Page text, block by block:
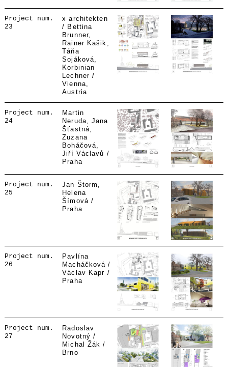
Project num.
23
x architekten
/ Bettina
Brunner,
Rainer Kašik,
Táňa
Sojáková,
Korbinian
Lechner /
Vienna,
Austria
Project num.
24
Martin
Neruda, Jana
Šťastná,
Zuzana
Boháčová,
Jiří Václavů /
Praha
Project num.
25
Jan Štorm,
Helena
Šímová /
Praha
Project num.
26
Pavlína
Macháčková /
Václav Kapr /
Praha
Project num.
27
Radoslav
Novotný /
Michal Žák /
Brno